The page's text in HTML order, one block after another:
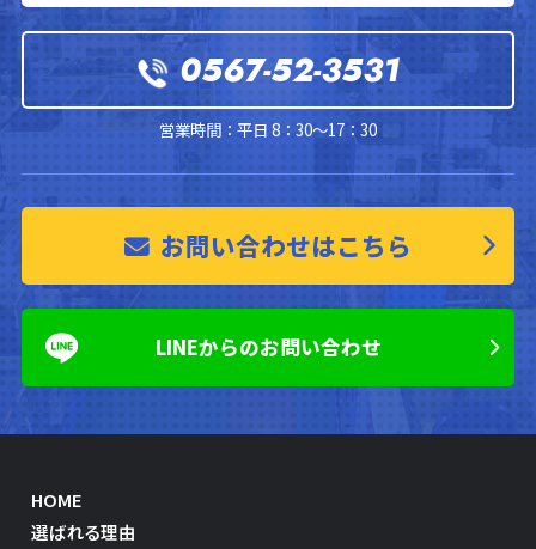
0567-52-3531
営業時間：平日 8：30～17：30
お問い合わせはこちら
LINEからのお問い合わせ
HOME
選ばれる理由